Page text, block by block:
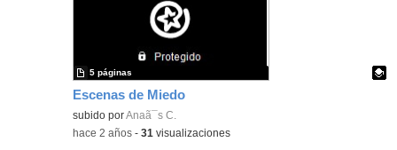
Escenas de Miedo
Contenido educativo.
subido porAnaã¯s C.
5 páginas
-hace 2 años -31 visualizaciones